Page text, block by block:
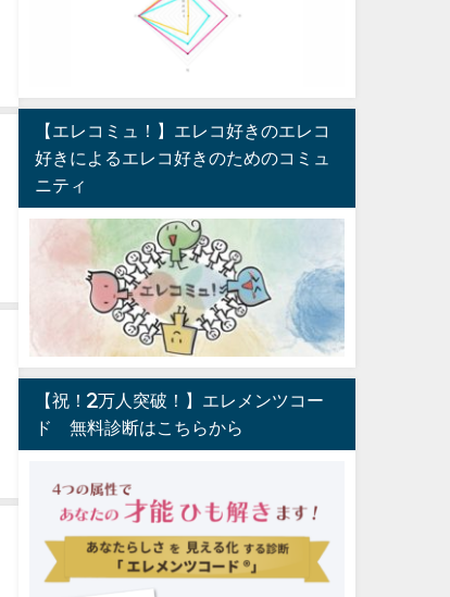
【エレコミュ！】エレコ好きのエレコ
好きによるエレコ好きのためのコミュ
ニティ
【祝！2万人突破！】エレメンツコー
ド®︎無料診断はこちらから